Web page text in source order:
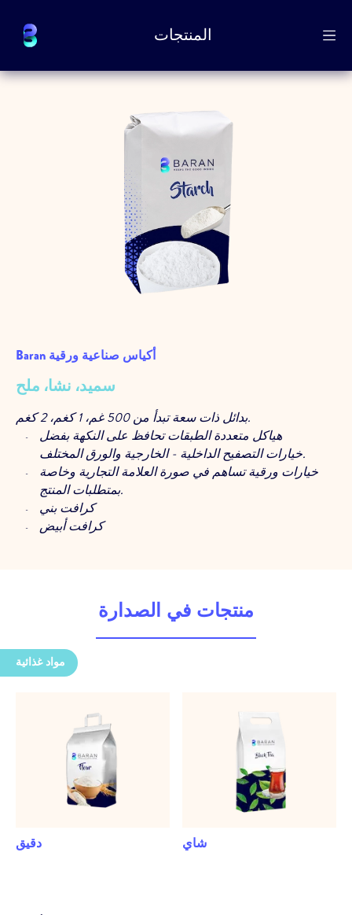
المنتجات
Baran أكياس صناعية ورقية
سميد، نشا، ملح
بدائل ذات سعة تبدأ من 500 غم، 1 كغم، 2 كغم.
هياكل متعددة الطبقات تحافظ على النكهة بفضل
خيارات التصفيح الداخلية - الخارجية والورق المختلف.
خيارات ورقية تساهم في صورة العلامة التجارية وخاصة
بمتطلبات المنتج.
كرافت بني
كرافت أبيض
جودة متسقة مع طباعة مطبوعات عالية الدقة وطباعة
إنتاج مستقر بفضل عمليات ضوابط الجودة في كل
استشارة وتحليل من أجل تعيين أكثر الهياكل مناسبة
دعم فني في كل مرحلة ابتداء من لفائف التجربة حتى ما
بعد المبيع.
منتجات في الصدارة
مواد غذائية
دقيق شاي